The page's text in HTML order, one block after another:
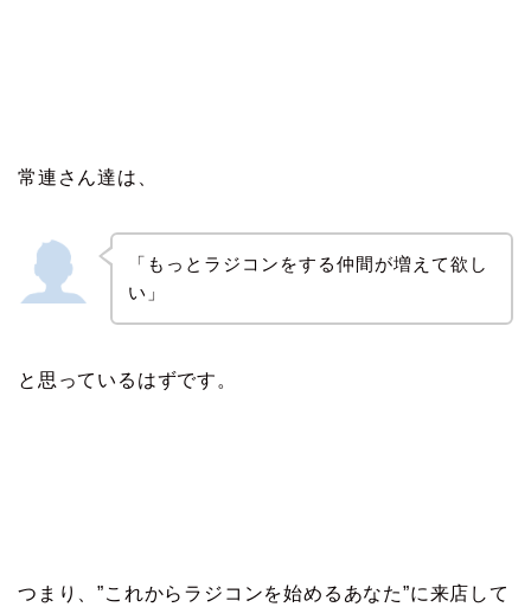
常連さん達は、
「もっとラジコンをする仲間が増えて欲し
い」
と思っているはずです。
つまり、”これからラジコンを始めるあなた”に来店して